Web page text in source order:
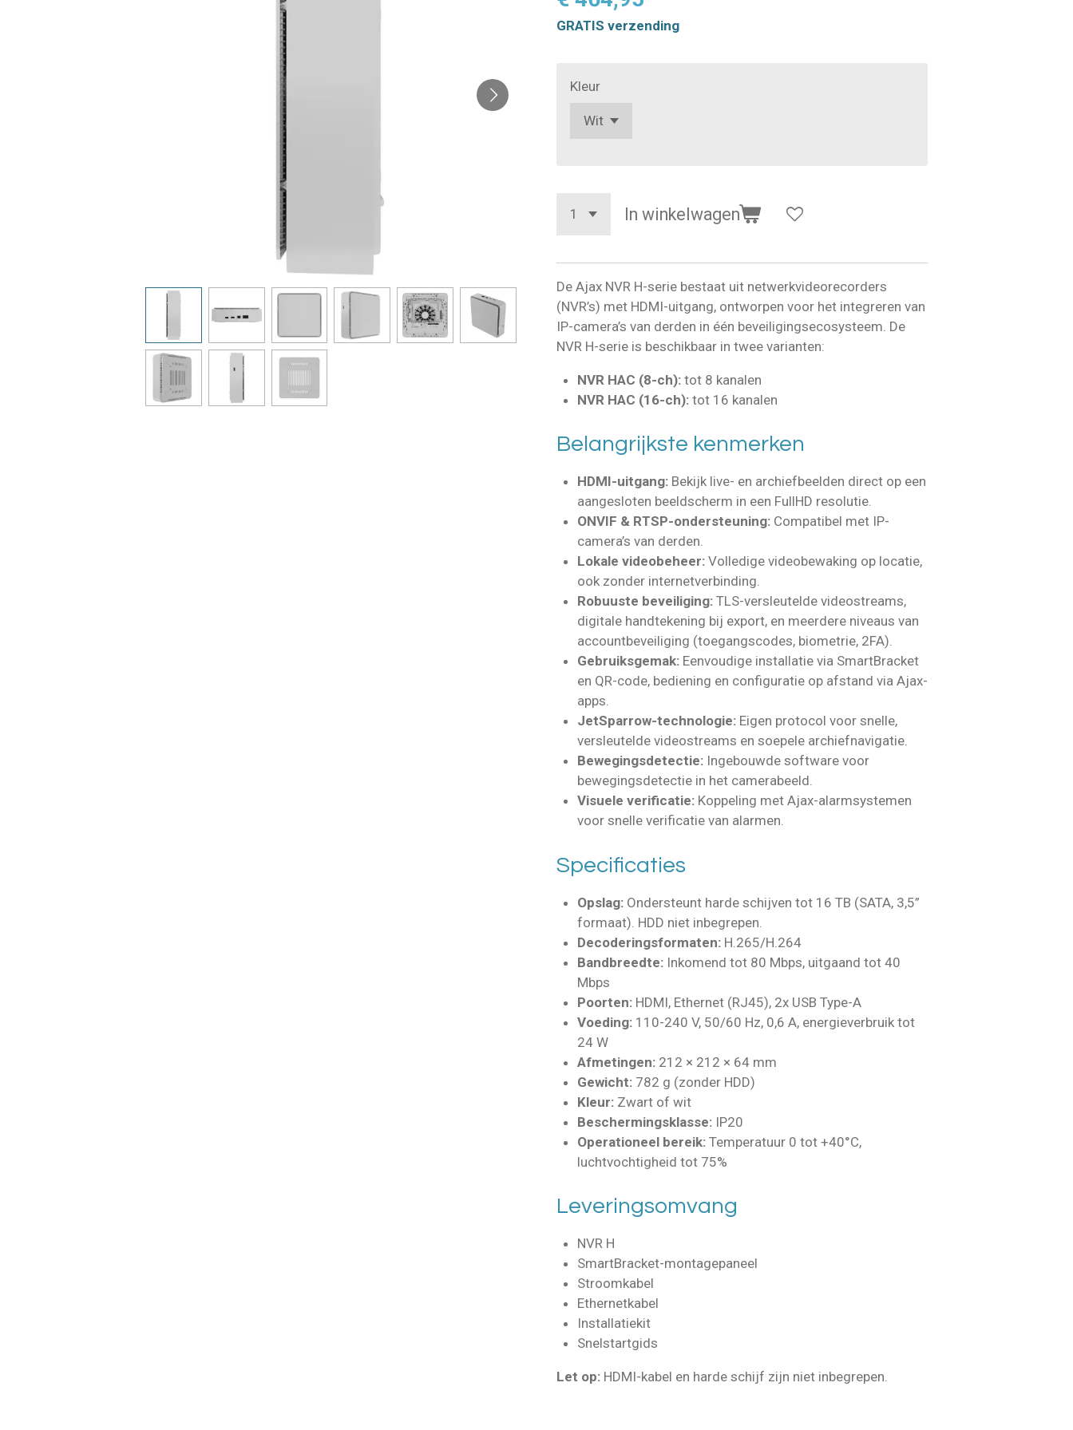
GRATIS verzending
Kleur
In winkelwagen
De Ajax NVR H-serie bestaat uit netwerkvideorecorders
(NVR’s) met HDMI-uitgang, ontworpen voor het integreren van
IP-camera’s van derden in één beveiligingsecosysteem. De
NVR H-serie is beschikbaar in twee varianten:
NVR HAC (8-ch): tot 8 kanalen
NVR HAC (16-ch): tot 16 kanalen
Belangrijkste kenmerken
HDMI-uitgang: Bekijk live- en archiefbeelden direct op een
aangesloten beeldscherm in een FullHD resolutie.
ONVIF & RTSP-ondersteuning: Compatibel met IP-
camera’s van derden.
Lokale videobeheer: Volledige videobewaking op locatie,
ook zonder internetverbinding.
Robuuste beveiliging: TLS-versleutelde videostreams,
digitale handtekening bij export, en meerdere niveaus van
accountbeveiliging (toegangscodes, biometrie, 2FA).
Gebruiksgemak: Eenvoudige installatie via SmartBracket
en QR-code, bediening en configuratie op afstand via Ajax-
apps.
JetSparrow-technologie: Eigen protocol voor snelle,
versleutelde videostreams en soepele archiefnavigatie.
Bewegingsdetectie: Ingebouwde software voor
bewegingsdetectie in het camerabeeld.
Visuele verificatie: Koppeling met Ajax-alarmsystemen
voor snelle verificatie van alarmen.
Specificaties
Opslag: Ondersteunt harde schijven tot 16 TB (SATA, 3,5”
formaat). HDD niet inbegrepen.
Decoderingsformaten: H.265/H.264
Bandbreedte: Inkomend tot 80 Mbps, uitgaand tot 40
Mbps
Poorten: HDMI, Ethernet (RJ45), 2x USB Type-A
Voeding: 110-240 V, 50/60 Hz, 0,6 A, energieverbruik tot
24 W
Afmetingen: 212 × 212 × 64 mm
Gewicht: 782 g (zonder HDD)
Kleur: Zwart of wit
Beschermingsklasse: IP20
Operationeel bereik: Temperatuur 0 tot +40°C,
luchtvochtigheid tot 75%
Leveringsomvang
NVR H
SmartBracket-montagepaneel
Stroomkabel
Ethernetkabel
Installatiekit
Snelstartgids
Let op: HDMI-kabel en harde schijf zijn niet inbegrepen.